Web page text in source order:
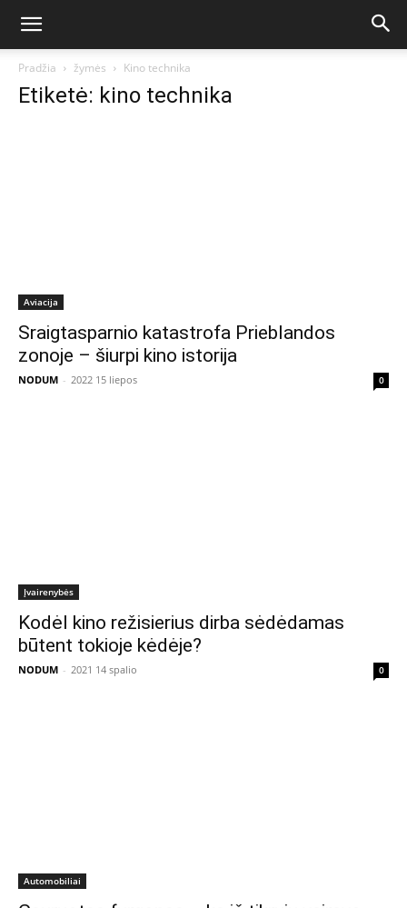
Pradžia žymės Kino technika
Etiketė: kino technika
Aviacija
Sraigtasparnio katastrofa Prieblandos
zonoje – šiurpi kino istorija
NODUM - 2022 15 liepos 0
Įvairenybės
Kodėl kino režisierius dirba sėdėdamas
būtent tokioje kėdėje?
NODUM - 2021 14 spalio 0
Automobiliai